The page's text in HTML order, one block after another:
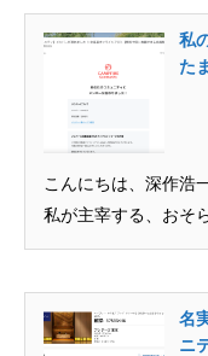
私
た
こんにちは、深作浩
私が主宰する、おそ
名
ニ